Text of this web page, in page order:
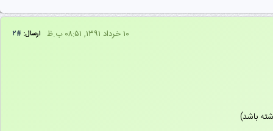
ارسال: #۲ ۱۰ خرداد ۱۳۹۱, ۰۸:۵۱ ب.ظ